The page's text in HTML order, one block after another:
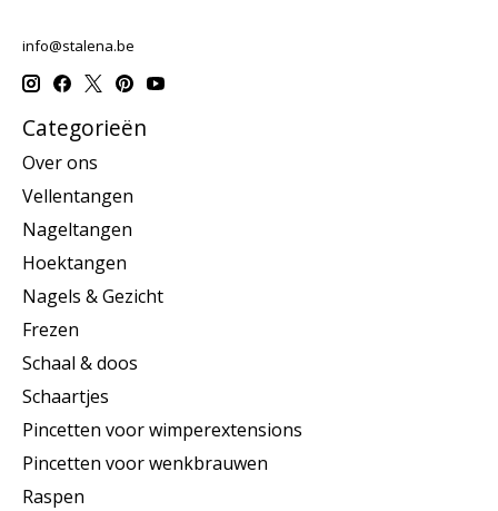
info@stalena.be
Categorieën
Over ons
Vellentangen
Nageltangen
Hoektangen
Nagels & Gezicht
Frezen
Schaal & doos
Schaartjes
Pincetten voor wimperextensions
Pincetten voor wenkbrauwen
Raspen